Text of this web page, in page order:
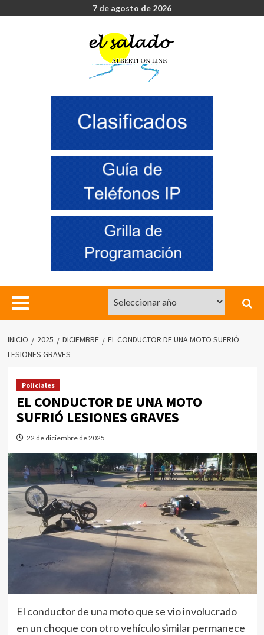
7 de agosto de 2026
INICIO 2025 DICIEMBRE
EL CONDUCTOR DE UNA MOTO SUFRIÓ
LESIONES GRAVES
Policiales
EL CONDUCTOR DE UNA MOTO
SUFRIÓ LESIONES GRAVES
22 de diciembre de 2025
El conductor de una moto que se vio involucrado
en un choque con otro vehículo similar permanece